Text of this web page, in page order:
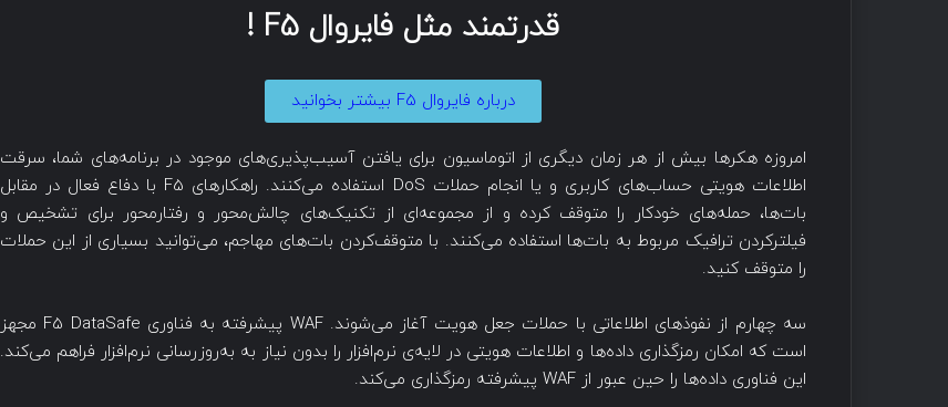
قدرتمند مثل فایروال F5 !
درباره فایروال F5 بیشتر بخوانید
امروزه هکرها بیش از هر زمان دیگری از اتوماسیون برای یافتن آسیب‌پذیری‌های موجود در برنامه‌های شما، سرقت
اطلاعات هویتی حساب‌های کاربری و یا انجام حملات DoS استفاده می‌کنند. راهکارهای F5 با دفاع فعال در مقابل
بات‌ها، حمله‌های خودکار را متوقف کرده و از مجموعه‌ای از تکنیک‌های چالش‌محور و رفتارمحور برای تشخیص و
فیلترکردن ترافیک مربوط به بات‌ها استفاده می‌کنند. با متوقف‌کردن بات‌های مهاجم، می‌توانید بسیاری از این حملات
را متوقف کنید.
سه چهارم از نفوذهای اطلاعاتی با حملات جعل هویت آغاز می‌شوند. WAF پیشرفته به فناوری F5 DataSafe مجهز
است که امکان رمزگذاری داده‌ها و اطلاعات هویتی در لایه‌ی نرم‌افزار را بدون نیاز به به‌روزرسانی نرم‌افزار فراهم می‌کند.
این فناوری داده‌ها را حین عبور از WAF پیشرفته رمزگذاری می‌کند.